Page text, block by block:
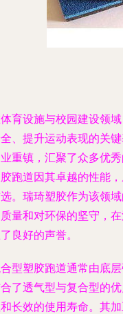
育设施与校园建设领
、提升运动表现的关
重镇，汇聚了众多优
跑道因其卓越的性能
。瑞琦塑胶作为该领
量和对环保的坚守，
良好的声誉。
型塑胶跑道通常由底
了透气型与复合型的
长效的使用寿命。其